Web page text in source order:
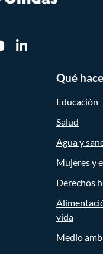
Qué
Educación
Salud
Agua y
Mujeres y
Derechos
vida
Medio